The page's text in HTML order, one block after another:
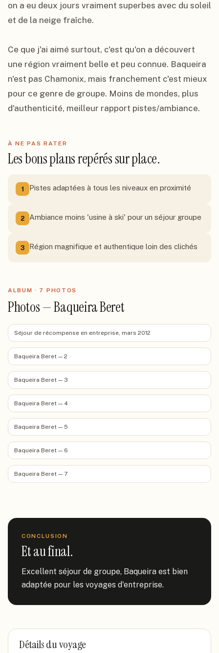
on a eu deux jours vraiment superbes avec du soleil
et de la neige fraîche.
Ce que j'ai aimé surtout, c'est qu'on a découvert
une région vraiment belle et peu connue. Baqueira
n'est pas Chamonix, mais franchement c'est mieux
pour ce genre de groupe. Moins de mondes, plus
d'authenticité, meilleur rapport pistes/ambiance.
À NE PAS RATER
Les bons plans repérés sur place.
1 Pistes adaptées à tous les niveaux en proximité
2 Ambiance moins 'usine à ski' pour un séjour groupe
3 Région magnifique et authentique loin des clichés
ALBUM · 7 PHOTOS
Photos — Baqueira Beret
Séjour de récompense en entreprise, mars 2012
Baqueira Beret — 2
Baqueira Beret — 3
Baqueira Beret — 4
Baqueira Beret — 5
Baqueira Beret — 6
Baqueira Beret — 7
CONCLUSION
Et au final.
Excellent séjour de groupe, Baqueira est bien
adaptée pour les voyages d'entreprise.
Détails du voyage